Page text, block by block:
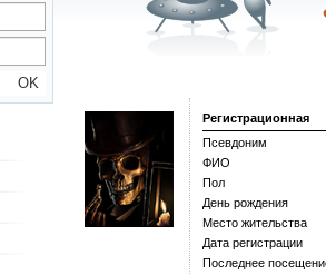
OK
Регистрационная
Псевдоним
ФИО
Пол
День рождения
Место жительства
Дата регистрации
Последнее